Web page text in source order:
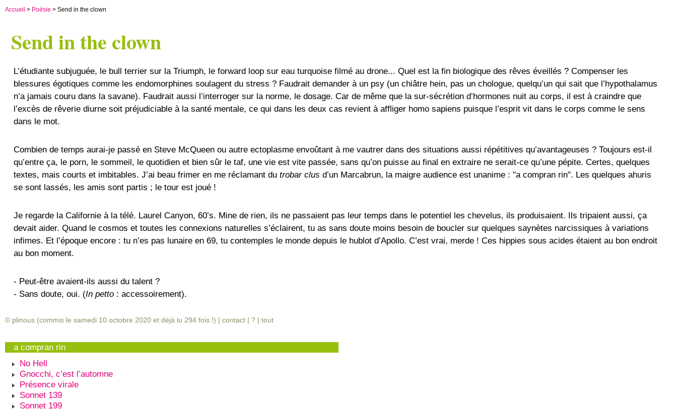
Accueil > Poésie > Send in the clown
Send in the clown
L’étudiante subjuguée, le bull terrier sur la Triumph, le forward loop sur eau turquoise filmé au drone... Quel est la fin biologique des rêves éveillés ? Compenser les
blessures égotiques comme les endomorphines soulagent du stress ? Faudrait demander à un psy (un chiâtre hein, pas un chologue, quelqu’un qui sait que l’hypothalamus
n’a jamais couru dans la savane). Faudrait aussi l’interroger sur la norme, le dosage. Car de même que la sur-sécrétion d’hormones nuit au corps, il est à craindre que
l’excès de rêverie diurne soit préjudiciable à la santé mentale, ce qui dans les deux cas revient à affliger homo sapiens puisque l’esprit vit dans le corps comme le sens
dans le mot.
Combien de temps aurai-je passé en Steve McQueen ou autre ectoplasme envoûtant à me vautrer dans des situations aussi répétitives qu’avantageuses ? Toujours est-il
qu’entre ça, le porn, le sommeil, le quotidien et bien sûr le taf, une vie est vite passée, sans qu’on puisse au final en extraire ne serait-ce qu’une pépite. Certes, quelques
textes, mais courts et imbitables. J’ai beau frimer en me réclamant dutrobar clus d’un Marcabrun, la maigre audience est unanime : "a compran rin". Les quelques ahuris
se sont lassés, les amis sont partis ; le tour est joué !
Je regarde la Californie à la télé. Laurel Canyon, 60’s. Mine de rien, ils ne passaient pas leur temps dans le potentiel les chevelus, ils produisaient. Ils tripaient aussi, ça
devait aider. Quand le cosmos et toutes les connexions naturelles s’éclairent, tu as sans doute moins besoin de boucler sur quelques saynètes narcissiques à variations
infimes. Et l’époque encore : tu n’es pas lunaire en 69, tu contemples le monde depuis le hublot d’Apollo. C’est vrai, merde ! Ces hippies sous acides étaient au bon endroit
au bon moment.
- Peut-être avaient-ils aussi du talent ?
- Sans doute, oui. (In petto : accessoirement).
© plinous (commis le samedi 10 octobre 2020 et déjà lu 294 fois !) | contact | ? | tout
a compran rin
No Hell
Gnocchi, c’est l’automne
Présence virale
Sonnet 139
Sonnet 199